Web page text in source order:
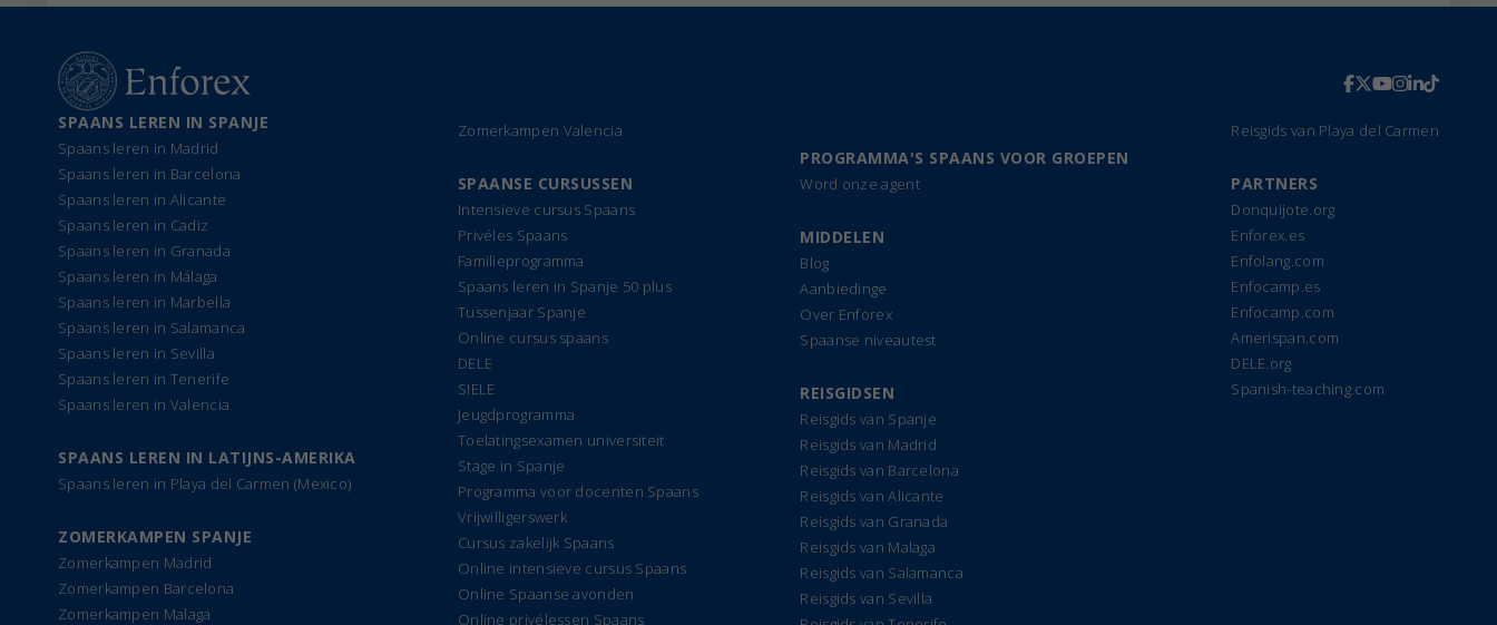
SPAANS LEREN IN SPANJE
Spaans leren in Madrid
Spaans leren in Barcelona
Spaans leren in Alicante
Spaans leren in Cadiz
Spaans leren in Granada
Spaans leren in Málaga
Spaans leren in Marbella
Spaans leren in Salamanca
Spaans leren in Sevilla
Spaans leren in Tenerife
Spaans leren in Valencia
SPAANS LEREN IN LATIJNS-AMERIKA
Spaans leren in Playa del Carmen (Mexico)
ZOMERKAMPEN SPANJE
Zomerkampen Madrid
Zomerkampen Barcelona
Zomerkampen Malaga
Zomerkampen Valencia
SPAANSE CURSUSSEN
Intensieve cursus Spaans
Privéles Spaans
Familieprogramma
Spaans leren in Spanje 50 plus
Tussenjaar Spanje
Online cursus spaans
DELE
SIELE
Jeugdprogramma
Toelatingsexamen universiteit
Stage in Spanje
Programma voor docenten Spaans
Vrijwilligerswerk
Cursus zakelijk Spaans
Online intensieve cursus Spaans
Online Spaanse avonden
Online privélessen Spaans
PROGRAMMA'S SPAANS VOOR GROEPEN
Word onze agent
MIDDELEN
Blog
Aanbiedinge
Over Enforex
Spaanse niveautest
REISGIDSEN
Reisgids van Spanje
Reisgids van Madrid
Reisgids van Barcelona
Reisgids van Alicante
Reisgids van Granada
Reisgids van Malaga
Reisgids van Salamanca
Reisgids van Sevilla
Reisgids van Playa del Carmen
PARTNERS
Donquijote.org
Enforex.es
Enfolang.com
Enfocamp.es
Enfocamp.com
Amerispan.com
DELE.org
Spanish-teaching.com